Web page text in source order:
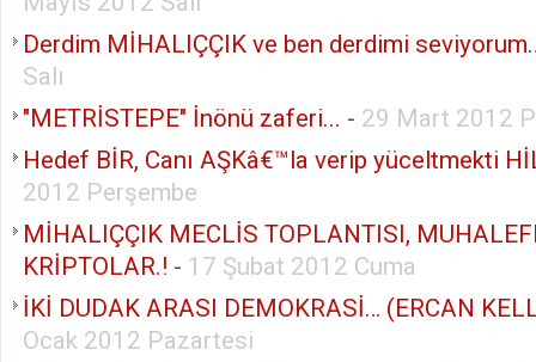
Derdim MİHALIÇÇIK ve ben derdimi
Salı
"METRİSTEPE" İnönü zaferi... - 29 Mart 2012
Hedef BİR, Canı AŞKâ€™la verip yüceltmekti
2012 Perşembe
MİHALIÇÇIK MECLİS TOPLANTISI,
KRİPTOLAR.! - 17 Şubat 2012 Cuma
İKİ DUDAK ARASI DEMOKRASİ… (ERCAN
Ocak 2012 Pazartesi